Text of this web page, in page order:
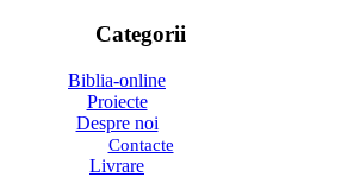
Categorii
Biblia-online
Proiecte
Despre noi
Contacte
Livrare